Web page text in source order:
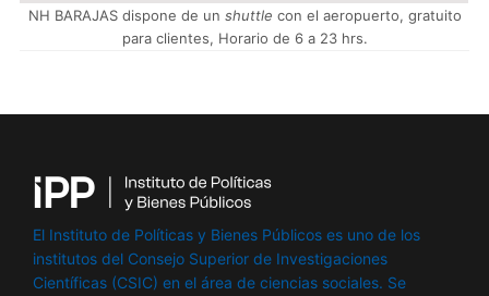
NH BARAJAS dispone de un shuttle con el aeropuerto, gratuito
para clientes, Horario de 6 a 23 hrs.
El Instituto de Políticas y Bienes Públicos es uno de los
institutos del Consejo Superior de Investigaciones
Científicas (CSIC) en el área de ciencias sociales. Se